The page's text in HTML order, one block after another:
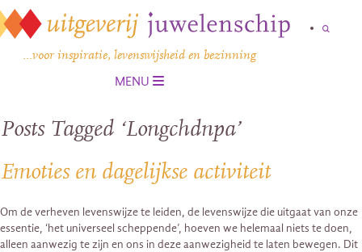
…voor inspiratie, levenswijsheid en bezinning
MENU
Posts Tagged ‘Longchdnpa’
Emoties en dagelijkse activiteit
Om de verheven levenswijze te leiden, de levenswijze die uitgaat van onze
essentie, ‘het universeel scheppende’, hoeven we helemaal niets te doen,
alleen aanwezig te zijn en ons in deze aanwezigheid te laten bewegen. Dit